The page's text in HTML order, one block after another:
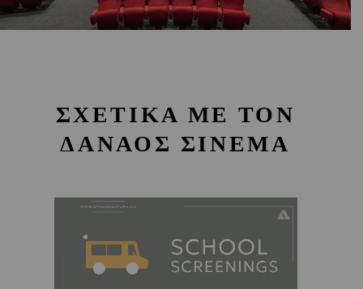
ΣΧΕΤΙΚΑ ΜΕ ΤΟΝ
ΔΑΝΑΟΣ ΣΙΝΕΜΑ